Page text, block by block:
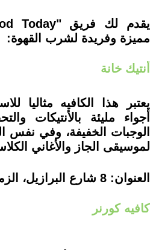
مميزة وفريدة لشرب القهوة:
أنتيك خانة
يعتبر هذا الكافيه مثاليا
أجواء مليئة بالأنتيكات
الوجبات الخفيفة، وفي نفس
لموسيقى الجاز والأغاني
العنوان: 8 شارع البرازيل، الزمالك.
كافيه كورنر